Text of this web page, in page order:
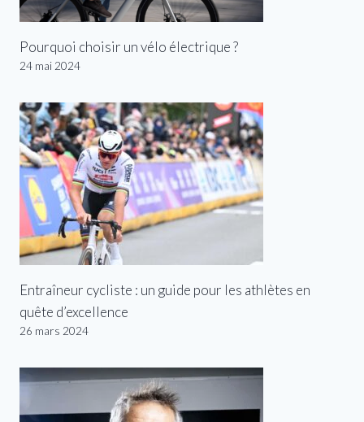
Pourquoi choisir un vélo électrique ?
24 mai 2024
Entraîneur cycliste : un guide pour les athlètes en
quête d’excellence
26 mars 2024